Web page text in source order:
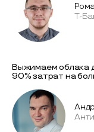
Т-
Выжимаем облака
90% затрат на